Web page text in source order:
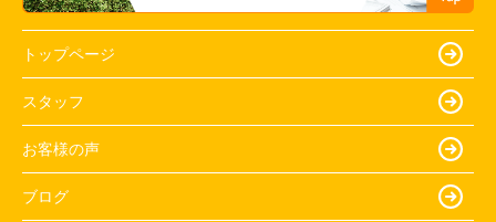
トップページ
スタッフ
お客様の声
ブログ